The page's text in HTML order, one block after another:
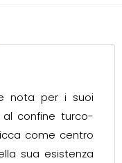
nota per i suoi
confine turco-
come centro
sua esistenza